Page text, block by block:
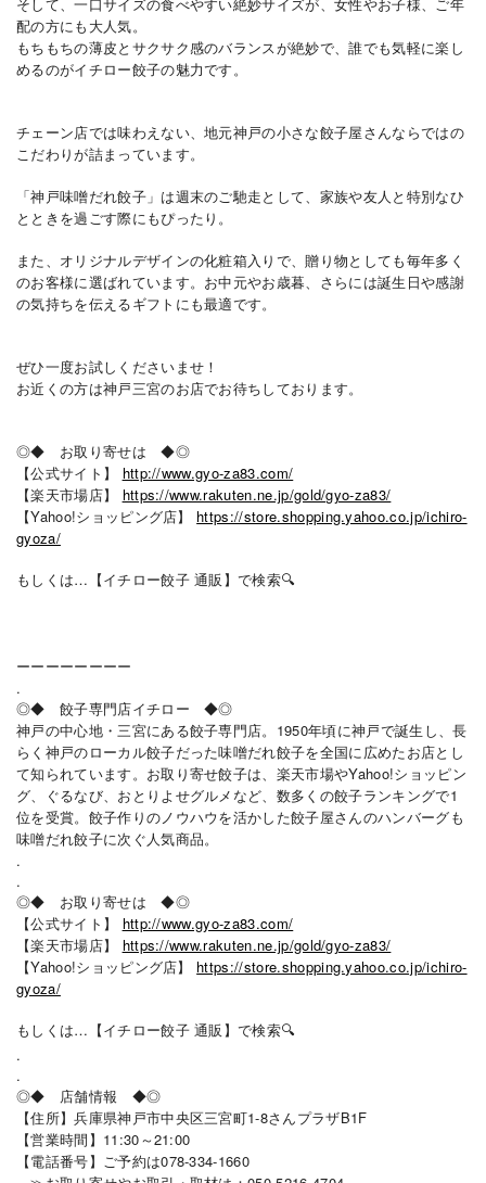
配の方にも大人気。
もちもちの薄皮とサクサク感のバランスが絶妙で、誰でも気軽に楽し
めるのがイチロー餃子の魅力です。
チェーン店では味わえない、地元神戸の小さな餃子屋さんならではの
こだわりが詰まっています。
「神戸味噌だれ餃子」は週末のご馳走として、家族や友人と特別なひ
とときを過ごす際にもぴったり。
また、オリジナルデザインの化粧箱入りで、贈り物としても毎年多く
のお客様に選ばれています。お中元やお歳暮、さらには誕生日や感謝
の気持ちを伝えるギフトにも最適です。
ぜひ一度お試しくださいませ！
お近くの方は神戸三宮のお店でお待ちしております。
◎◆ お取り寄せは ◆◎
【公式サイト】 http://www.gyo-za83.com/
【楽天市場店】 https://www.rakuten.ne.jp/gold/gyo-za83/
【Yahoo!ショッピング店】 https://store.shopping.yahoo.co.jp/ichiro-
gyoza/
もしくは…【イチロー餃子 通販】で検索🔍
ーーーーーーーー
.
◎◆ 餃子専門店イチロー ◆◎
神戸の中心地・三宮にある餃子専門店。1950年頃に神戸で誕生し、長
らく神戸のローカル餃子だった味噌だれ餃子を全国に広めたお店とし
て知られています。お取り寄せ餃子は、楽天市場やYahoo!ショッピン
グ、ぐるなび、おとりよせグルメなど、数多くの餃子ランキングで1
位を受賞。餃子作りのノウハウを活かした餃子屋さんのハンバーグも
味噌だれ餃子に次ぐ人気商品。
.
.
◎◆ お取り寄せは ◆◎
【公式サイト】 http://www.gyo-za83.com/
【楽天市場店】 https://www.rakuten.ne.jp/gold/gyo-za83/
【Yahoo!ショッピング店】 https://store.shopping.yahoo.co.jp/ichiro-
gyoza/
もしくは…【イチロー餃子 通販】で検索🔍
.
.
◎◆ 店舗情報 ◆◎
【住所】兵庫県神戸市中央区三宮町1-8さんプラザB1F
【営業時間】11:30～21:00
【電話番号】ご予約は078-334-1660